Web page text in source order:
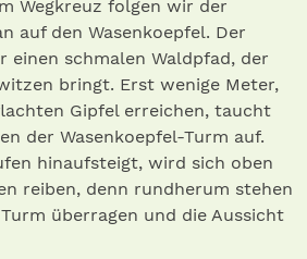
Wegkreuz folgen wir der
auf den Wasenkoepfel. Der
einen schmalen Waldpfad, der
bringt. Erst wenige Meter,
Gipfel erreichen, taucht
der Wasenkoepfel-Turm auf.
hinaufsteigt, wird sich oben
reiben, denn rundherum stehen
überragen und die Aussicht